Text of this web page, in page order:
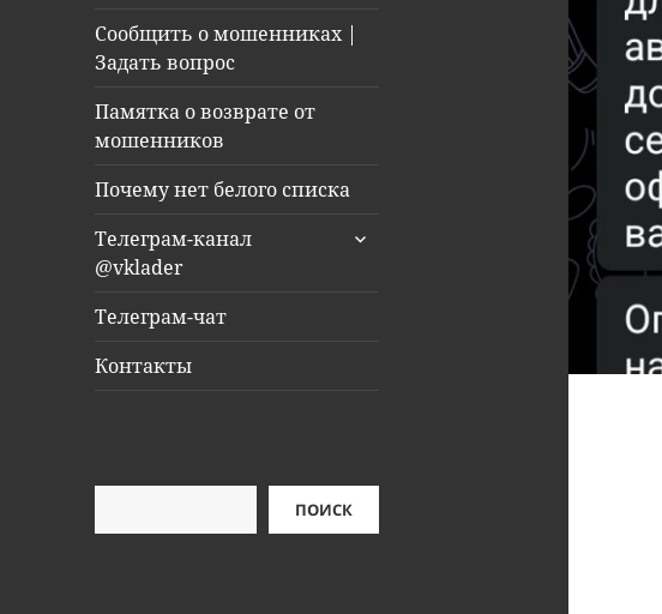
Сообщить о мошенниках |
Задать вопрос
Памятка о возврате от
мошенников
Почему нет белого списка
Телеграм-канал
@vklader
раскрыть
Телеграм-чат
Контакты
ПОИСК